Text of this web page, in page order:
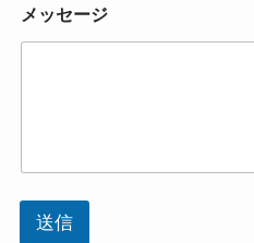
メッセージ
送信